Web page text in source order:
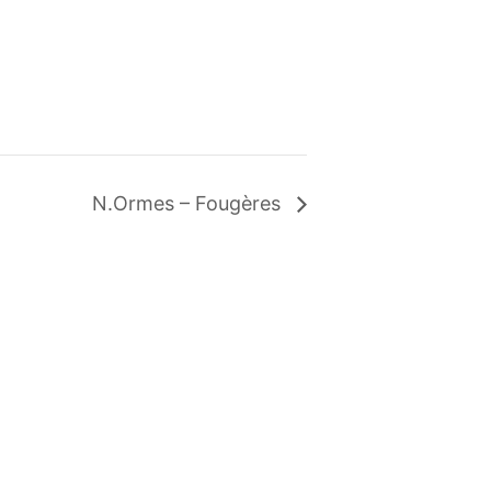
N.Ormes – Fougères